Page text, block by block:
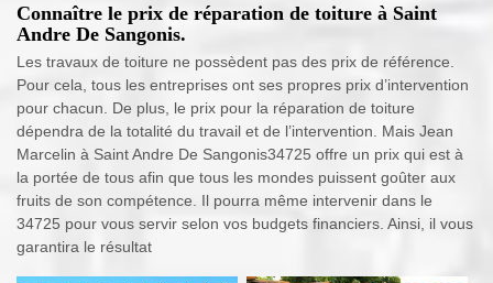
Connaître le prix de réparation de toiture à Saint
Andre De Sangonis.
Les travaux de toiture ne possèdent pas des prix de référence.
Pour cela, tous les entreprises ont ses propres prix d’intervention
pour chacun. De plus, le prix pour la réparation de toiture
dépendra de la totalité du travail et de l’intervention. Mais Jean
Marcelin à Saint Andre De Sangonis34725 offre un prix qui est à
la portée de tous afin que tous les mondes puissent goûter aux
fruits de son compétence. Il pourra même intervenir dans le
34725 pour vous servir selon vos budgets financiers. Ainsi, il vous
garantira le résultat